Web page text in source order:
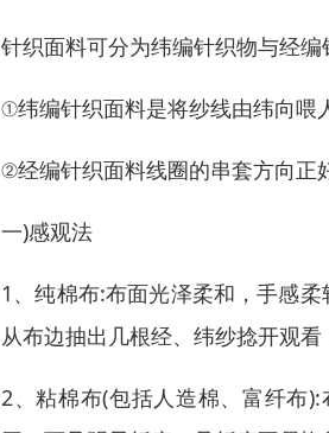
针织面料可分为纬编针织物与经编
①纬编针织面料是将纱线由纬向喂
②经编针织面料线圈的串套方向正
一)感观法
1、纯棉布:布面光泽柔和，手感
从布边抽出几根经、纬纱捻开观看
2、粘棉布(包括人造棉、富纤布